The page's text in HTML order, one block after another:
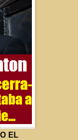
EL